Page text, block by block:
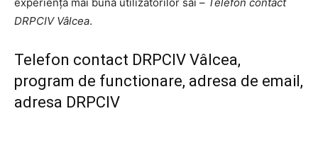
DRPCIV Vâlcea.
Telefon contact DRPCIV Vâlcea,
program de functionare, adresa de email,
adresa DRPCIV